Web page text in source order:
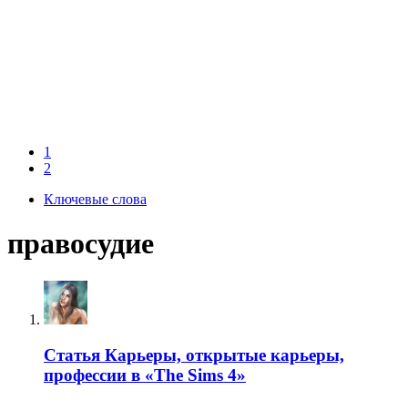
1
2
Ключевые слова
правосудие
Статья Карьеры, открытые карьеры,
професcии в «The Sims 4»